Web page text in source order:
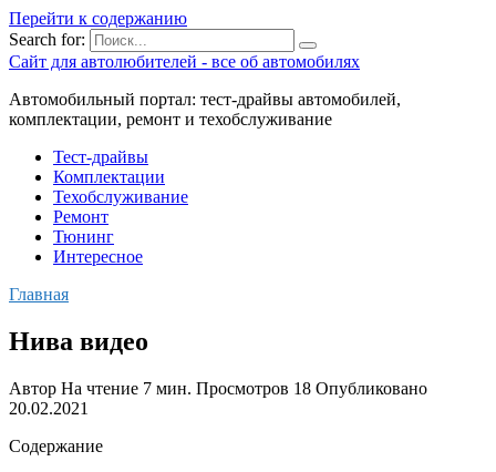
Перейти к содержанию
Search for:
Сайт для автолюбителей - все об автомобилях
Автомобильный портал: тест-драйвы автомобилей,
комплектации, ремонт и техобслуживание
Тест-драйвы
Комплектации
Техобслуживание
Ремонт
Тюнинг
Интересное
Главная
Нива видео
Автор На чтение 7 мин. Просмотров 18 Опубликовано
20.02.2021
Содержание